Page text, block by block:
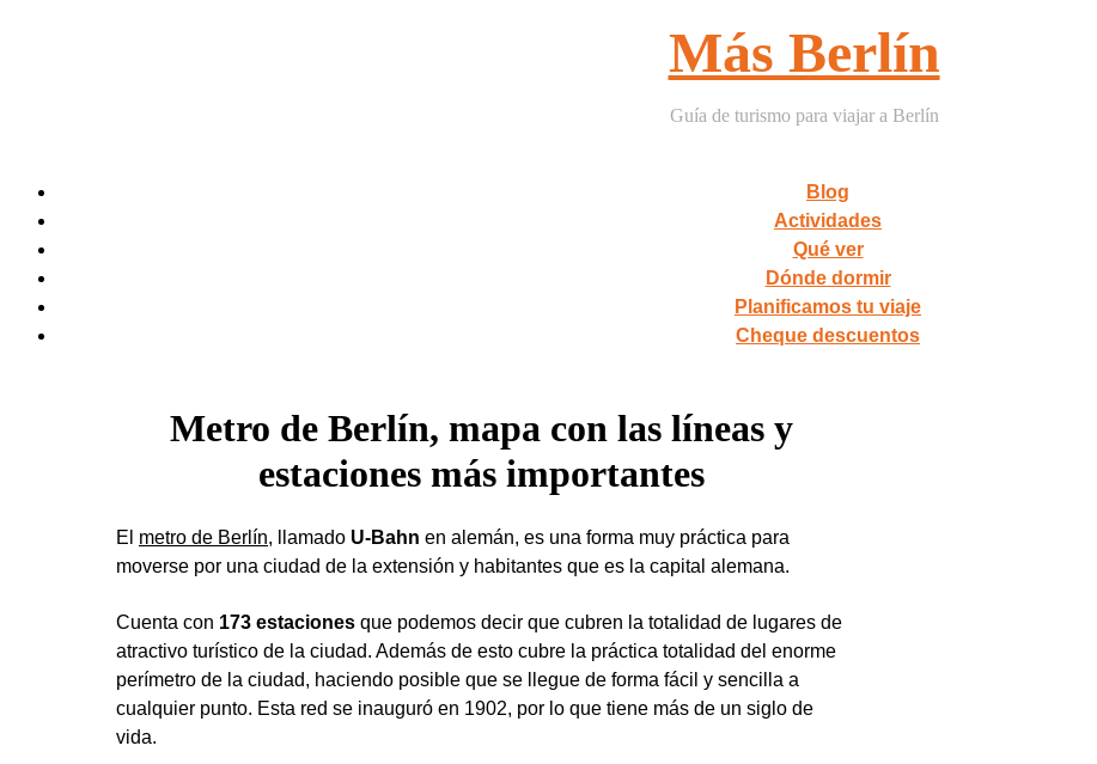
Más Berlín
Guía de turismo para viajar a Berlín
Blog
Actividades
Qué ver
Dónde dormir
Planificamos tu viaje
Cheque descuentos
Metro de Berlín, mapa con las líneas y
estaciones más importantes
El metro de Berlín, llamado U-Bahn en alemán, es una forma muy práctica para
moverse por una ciudad de la extensión y habitantes que es la capital alemana.
Cuenta con 173 estaciones que podemos decir que cubren la totalidad de lugares de
atractivo turístico de la ciudad. Además de esto cubre la práctica totalidad del enorme
perímetro de la ciudad, haciendo posible que se llegue de forma fácil y sencilla a
cualquier punto. Esta red se inauguró en 1902, por lo que tiene más de un siglo de
vida.